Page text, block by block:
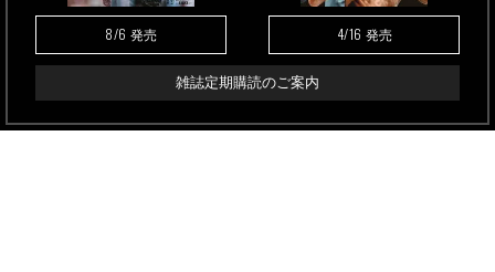
8/6 発売 4/16 発売
雑誌定期購読のご案内